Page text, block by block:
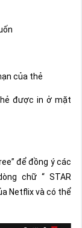
của thẻ
được in ở mặt
để đồng ý các
chữ “ STAR
Netflix và có thể